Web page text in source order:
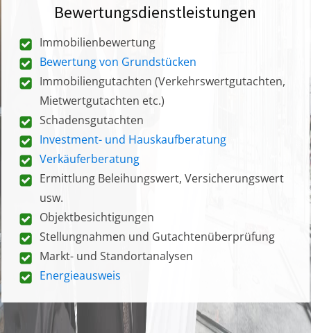
Bewertungsdienstleistungen
Immobilienbewertung
Bewertung von Grundstücken
Immobiliengutachten (Verkehrswertgutachten,
Mietwertgutachten etc.)
Schadensgutachten
Investment- und Hauskaufberatung
Verkäuferberatung
Ermittlung Beleihungswert, Versicherungswert
usw.
Objektbesichtigungen
Stellungnahmen und Gutachtenüberprüfung
Markt- und Standortanalysen
Energieausweis